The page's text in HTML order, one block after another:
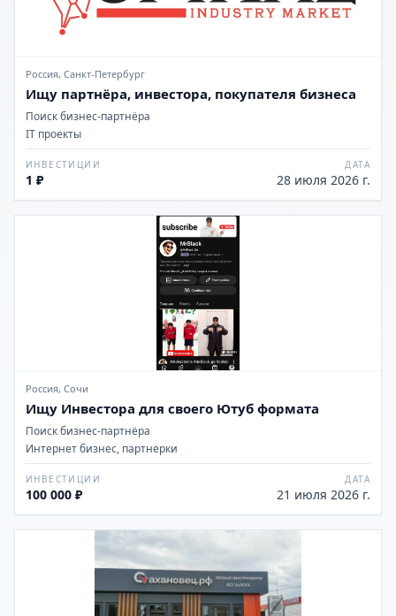
Россия, Санкт-Петербург
Ищу партнёра, инвестора, покупателя бизнеса
Поиск бизнес-партнёра
IT проекты
ИНВЕСТИЦИИ
1 ₽
ДАТА
28 июля 2026 г.
Россия, Сочи
Ищу Инвестора для своего Ютуб формата
Поиск бизнес-партнёра
Интернет бизнес, партнерки
ИНВЕСТИЦИИ
100 000 ₽
ДАТА
21 июля 2026 г.